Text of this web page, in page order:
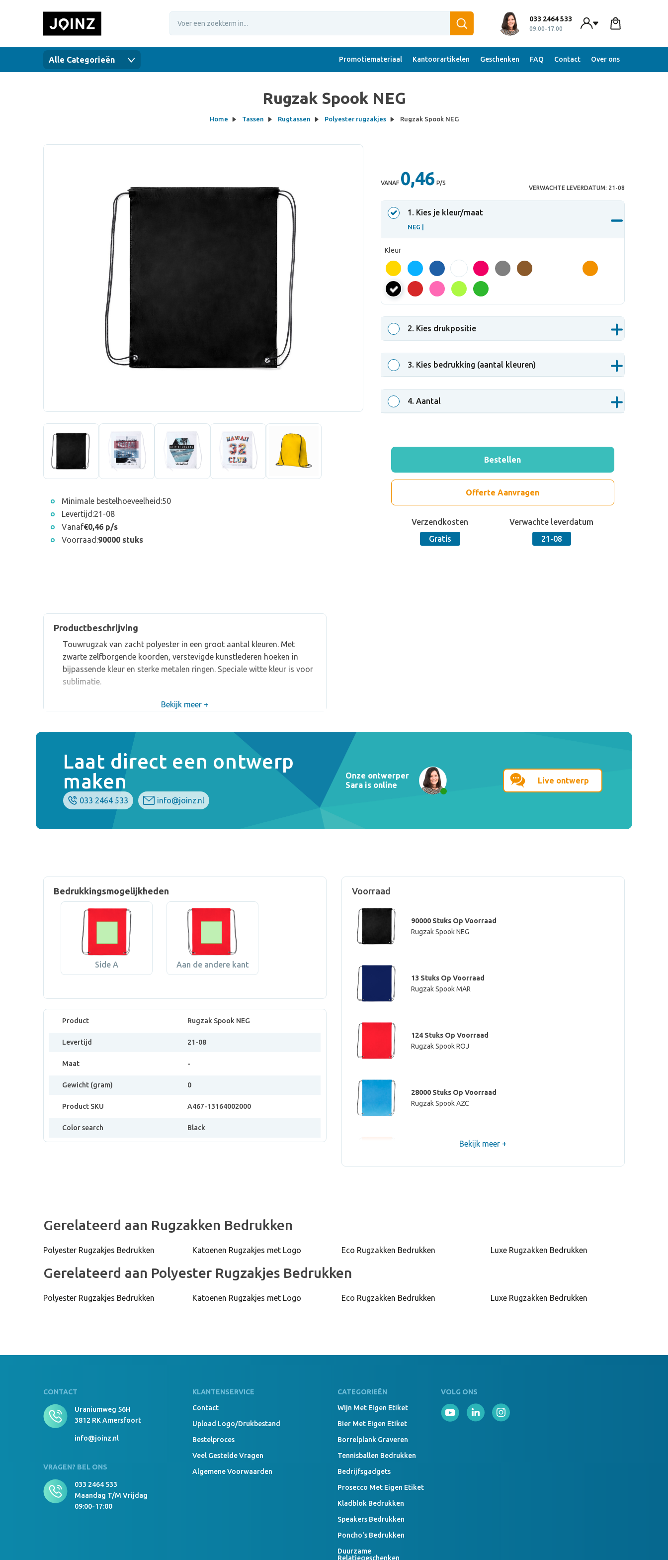
033 2464 533
09.00-17.00
Alle Categorieën Promotiemateriaal Kantoorartikelen Geschenken FAQ Contact Over ons
Rugzak Spook NEG
Home Tassen Rugtassen Polyester rugzakjes Rugzak Spook NEG
Minimale bestelhoeveelheid:50
Levertijd:21-08
Vanaf€0,46 p/s
Voorraad:90000 stuks
VANAF 0,46 P/S
VERWACHTE LEVERDATUM: 21-08
1 . Kies je kleur/maat
NEG |
Kleur
NEG
2. Kies drukpositie
3. Kies bedrukking (aantal kleuren)
4. Aantal
Bestellen
Offerte Aanvragen
Verzendkosten
Gratis
Verwachte leverdatum
21-08
Productbeschrijving
Touwrugzak van zacht polyester in een groot aantal kleuren. Met
zwarte zelfborgende koorden, verstevigde kunstlederen hoeken in
bijpassende kleur en sterke metalen ringen. Speciale witte kleur is voor
sublimatie.
Bekijk meer +
Laat direct een ontwerp
maken
033 2464 533 info@joinz.nl
Onze ontwerper
Sara is online
Live ontwerp
Bedrukkingsmogelijkheden
Side A Aan de andere kant
Product Rugzak Spook NEG
Levertijd 21-08
Maat -
Gewicht (gram) 0
Product SKU A467-13164002000
Color search Black
Voorraad
90000 Stuks Op Voorraad
Rugzak Spook NEG
13 Stuks Op Voorraad
Rugzak Spook MAR
124 Stuks Op Voorraad
Rugzak Spook ROJ
28000 Stuks Op Voorraad
Rugzak Spook AZC
21000 Stuks Op Voorraad
Rugzak Spook GRI
Bekijk meer +
Gerelateerd aan Rugzakken Bedrukken
Polyester Rugzakjes Bedrukken Katoenen Rugzakjes met Logo Eco Rugzakken Bedrukken Luxe Rugzakken Bedrukken
Gerelateerd aan Polyester Rugzakjes Bedrukken
Polyester Rugzakjes Bedrukken Katoenen Rugzakjes met Logo Eco Rugzakken Bedrukken Luxe Rugzakken Bedrukken
CONTACT
Uraniumweg 56H
3812 RK Amersfoort
info@joinz.nl
VRAGEN? BEL ONS
033 2464 533
Maandag T/m Vrijdag
09:00-17:00
KLANTENSERVICE
Contact
Upload Logo/drukbestand
Bestelproces
Veel Gestelde Vragen
Algemene Voorwaarden
CATEGORIEËN
Wijn Met Eigen Etiket
Bier Met Eigen Etiket
Borrelplank Graveren
Tennisballen Bedrukken
Bedrijfsgadgets
Prosecco Met Eigen Etiket
Kladblok Bedrukken
Speakers Bedrukken
Poncho's Bedrukken
Duurzame
Relatiegeschenken
VOLG ONS